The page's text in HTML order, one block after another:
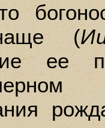
(
ее